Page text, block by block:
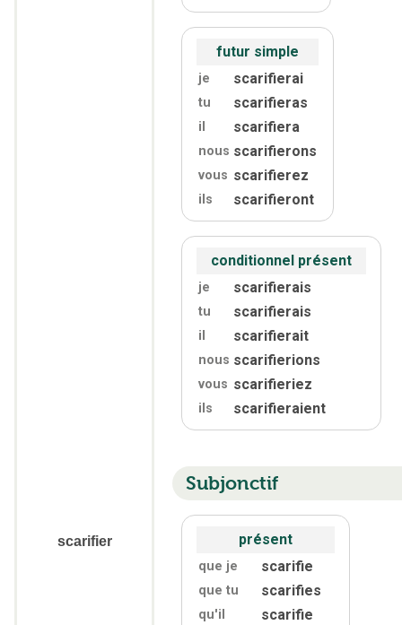
scarifier
futur simple
je scarifierai
tu scarifieras
il scarifiera
nous scarifierons
vous scarifierez
ils scarifieront
conditionnel présent
je scarifierais
tu scarifierais
il scarifierait
nous scarifierions
vous scarifieriez
ils scarifieraient
Subjonctif
présent
que je scarifie
que tu scarifies
qu'il scarifie